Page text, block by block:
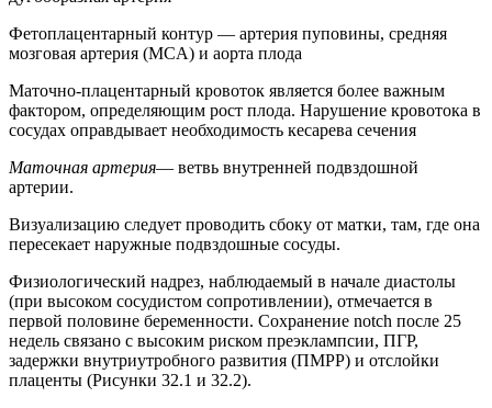
Фетоплацентарный контур — артерия пуповины, средняя
мозговая артерия (MCA) и аорта плода
Маточно-плацентарный кровоток является более важным
фактором, определяющим рост плода. Нарушение кровотока в
сосудах оправдывает необходимость кесарева сечения
Маточная артерия— ветвь внутренней подвздошной
артерии.
Визуализацию следует проводить сбоку от матки, там, где она
пересекает наружные подвздошные сосуды.
Физиологический надрез, наблюдаемый в начале диастолы
(при высоком сосудистом сопротивлении), отмечается в
первой половине беременности. Сохранение notch после 25
недель связано с высоким риском преэклампсии, ПГР,
задержки внутриутробного развития (ПМРР) и отслойки
плаценты (Рисунки 32.1 и 32.2).